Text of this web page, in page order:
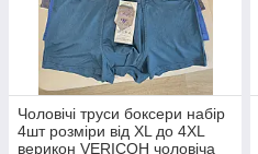
Чоловічі труси боксери набір
4шт розміри від XL до 4XL
верикон VERICOH чоловіча